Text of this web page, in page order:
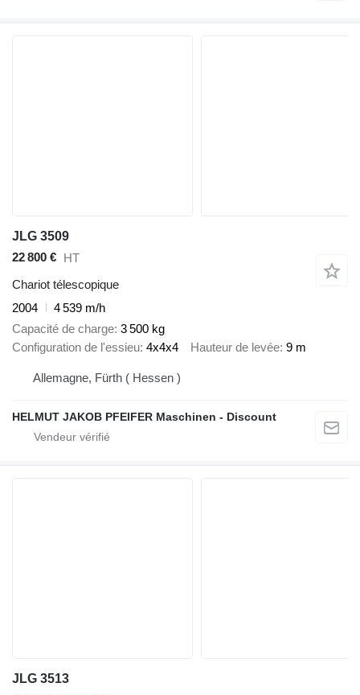
JLG 3509
22 800 € HT
Chariot télescopique
2004
4 539 m/h
Capacité de charge 3 500 kg
Configuration de l'essieu 4x4x4 Hauteur de levée 9 m
Allemagne, Fürth ( Hessen )
HELMUT JAKOB PFEIFER Maschinen - Discount
JLG 3513